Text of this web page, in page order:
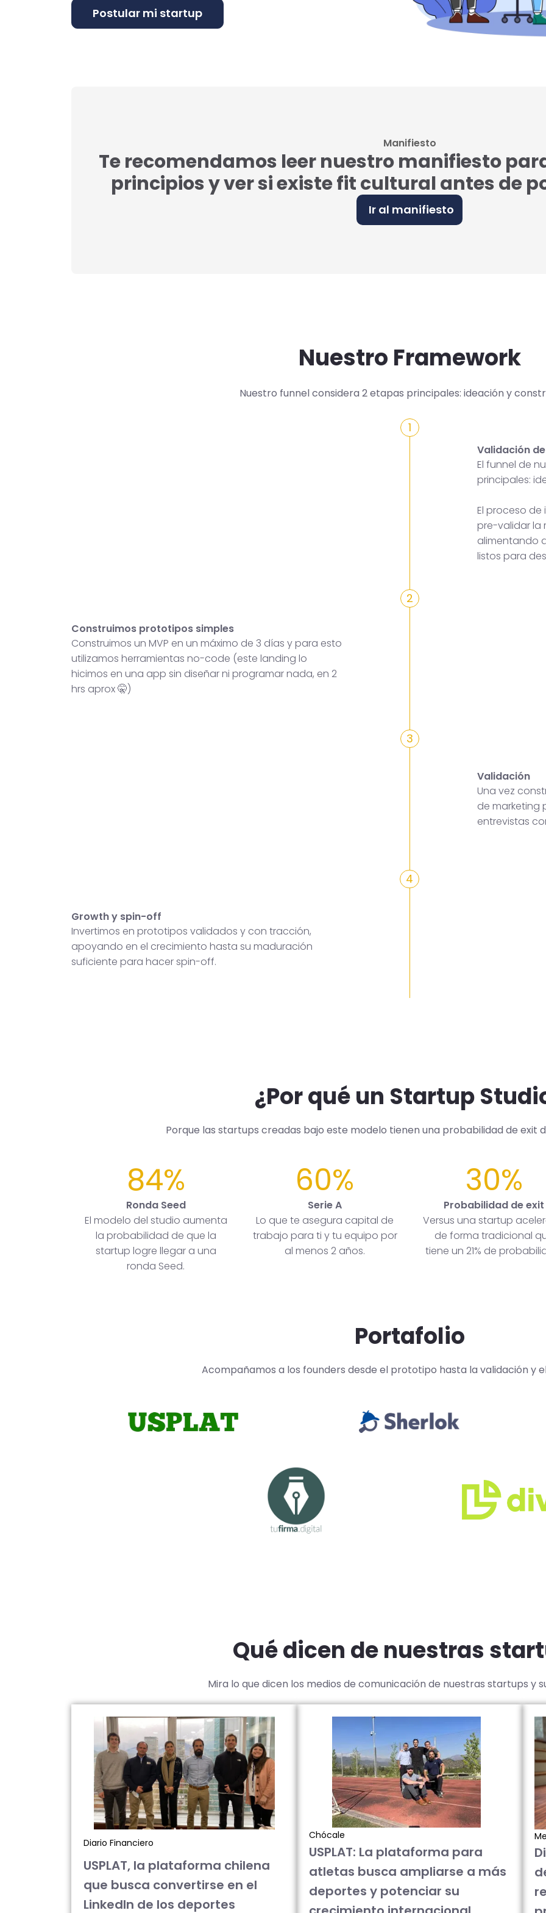
Manifiesto
Te recomendamos leer nuestro manifiesto
principios y ver si existe fit cultural antes de
Ir al manifiesto
Nuestro Framework
Nuestro funnel considera 2 etapas principales: ideación y
1
Validación
El funnel de
principales:
El proceso
pre-validar la
alimentando
listos para
Construimos prototipos simples
Construimos un MVP en un máximo de 3 días y para esto
utilizamos herramientas no-code (este landing lo
hicimos en una app sin diseñar ni programar nada, en 2
hrs aprox 🤫)
2
3
Validación
Una vez
de marketing
entrevistas
Growth y spin-off
Invertimos en prototipos validados y con tracción,
apoyando en el crecimiento hasta su maduración
suficiente para hacer spin-off.
4
¿Por qué un Startup
Porque las startups creadas bajo este modelo tienen una probabilidad de exit
84%
Ronda Seed
El modelo del studio aumenta
la probabilidad de que la
startup logre llegar a una
ronda Seed.
60%
Serie A
Lo que te asegura capital de
trabajo para ti y tu equipo por
al menos 2 años.
30%
Probabilidad de exit
Versus una startup
de forma tradicional
tiene un 21% de
Portafolio
Acompañamos a los founders desde el prototipo hasta la validación y
Qué dicen de nuestras
Mira lo que dicen los medios de comunicación de nuestras startups y
Diario Financiero
USPLAT, la plataforma chilena
que busca convertirse en el
LinkedIn de los deportes
Chócale
USPLAT: La plataforma para
atletas busca ampliarse a más
deportes y potenciar su